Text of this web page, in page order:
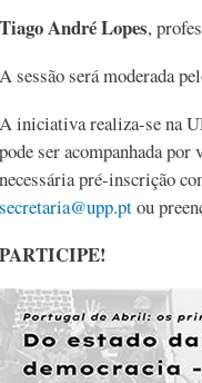
Tiago André Lopes,
A sessão será moderada
A iniciativa realiza-se na
pode ser acompanhada por
necessária pré-inscrição
secretaria@upp.ptou
PARTICIPE!